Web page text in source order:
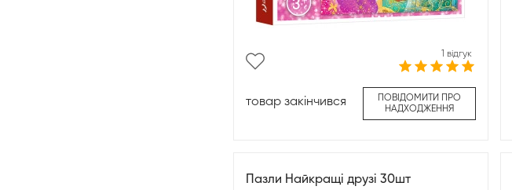
1 відгук
товар закінчився
ПОВІДОМИТИ ПРО
НАДХОДЖЕННЯ
Пазли Найкращі друзі 30шт